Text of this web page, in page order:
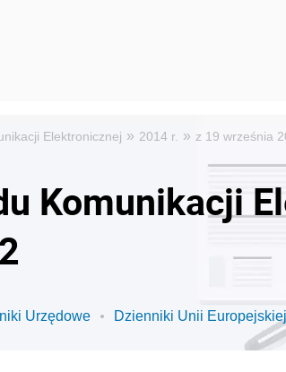
Elektronicznej » 2014 r. » z 19 września
Komunikacji
Urzędowe Dzienniki Unii Europejskiej